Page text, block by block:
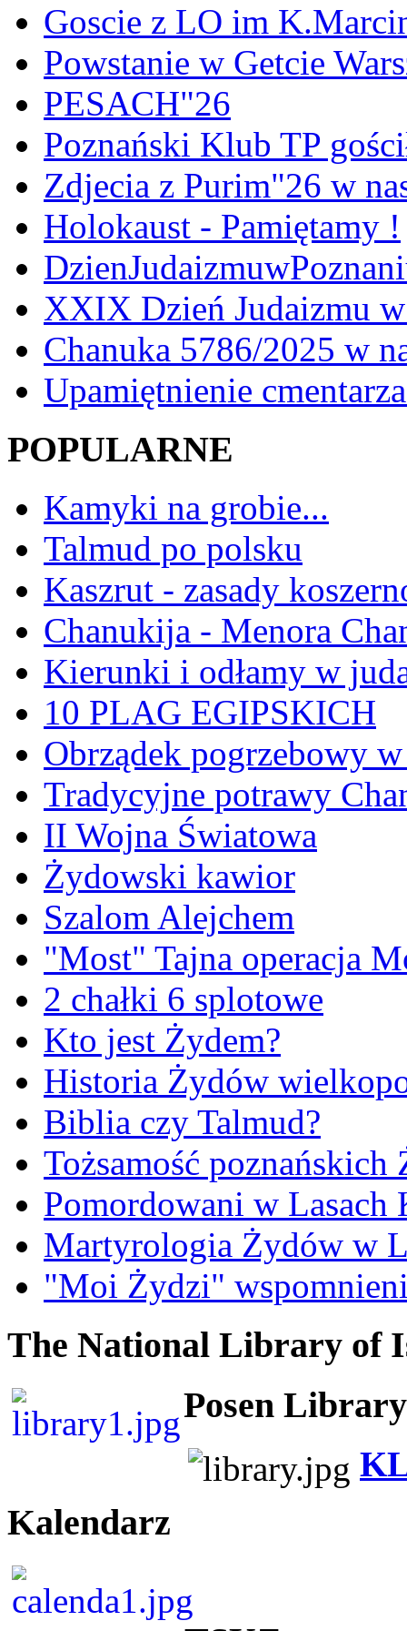
Goscie z LO im
Powstanie w Getcie
PESACH"26
Poznański Klub TP
Zdjecia z Purim"26 w
Holokaust - Pamiętamy !
XXIX Dzień Judaizmu
Chanuka 5786/2025 w
Upamiętnienie
POPULARNE
Kamyki na grobie...
Talmud po polsku
Kaszrut - zasady
Chanukija - Menora
Kierunki i odłamy w
10 PLAG EGIPSKICH
Obrządek pogrzebowy
Tradycyjne potrawy
II Wojna Światowa
Żydowski kawior
Szalom Alejchem
"Most" Tajna operacja
2 chałki 6 splotowe
Kto jest Żydem?
Historia Żydów
Biblia czy Talmud?
Tożsamość poznańskich
Pomordowani w Lasach
Martyrologia Żydów w
"Moi Żydzi"
The National Library of
Posen Library
Kalendarz